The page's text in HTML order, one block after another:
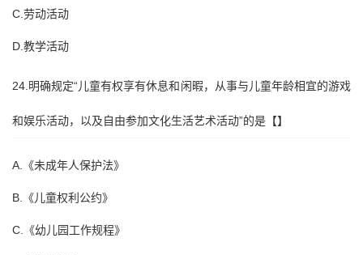
C.劳动活动
D.教学活动
24.明确规定“儿童有权享有休息和闲暇，从事与儿童年龄相宜的游戏
和娱乐活动，以及自由参加文化生活艺术活动”的是【】
A.《未成年人保护法》
B.《儿童权利公约》
C.《幼儿园工作规程》